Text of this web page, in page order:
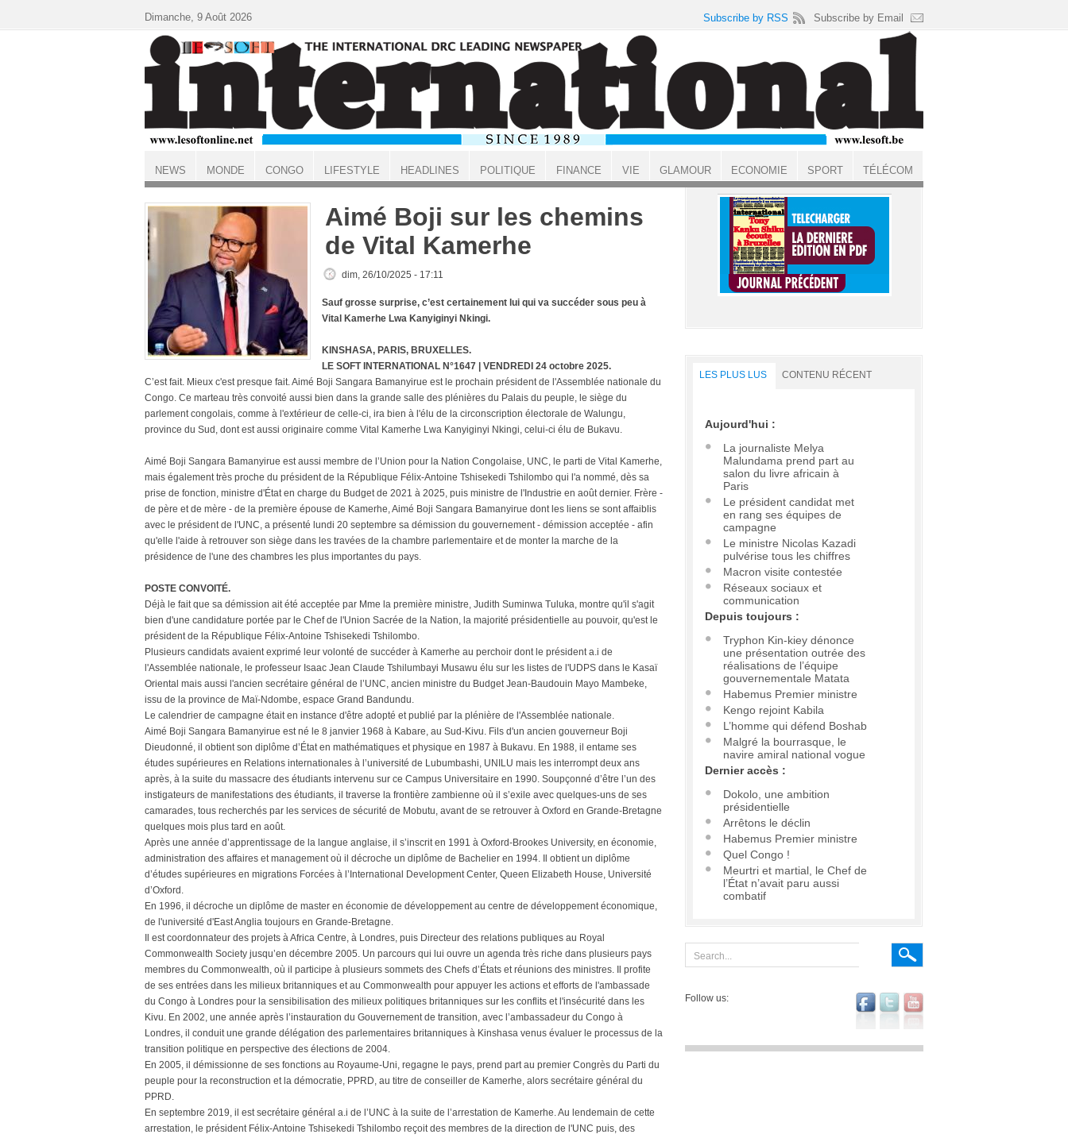
ACCUEIL
Aimé Boji sur les chemins
de Vital Kamerhe
dim, 26/10/2025 - 17:11
Sauf grosse surprise, c’est certainement lui qui va succéder sous peu à
Vital Kamerhe Lwa Kanyiginyi Nkingi.
KINSHASA, PARIS, BRUXELLES.
LE SOFT INTERNATIONAL N°1647 | VENDREDI 24 octobre 2025.
C’est fait. Mieux c'est presque fait. Aimé Boji Sangara Bamanyirue est le prochain président de l'Assemblée nationale du
Congo. Ce marteau très convoité aussi bien dans la grande salle des plénières du Palais du peuple, le siège du
parlement congolais, comme à l'extérieur de celle-ci, ira bien à l'élu de la circonscription électorale de Walungu,
province du Sud, dont est aussi originaire comme Vital Kamerhe Lwa Kanyiginyi Nkingi, celui-ci élu de Bukavu.
Aimé Boji Sangara Bamanyirue est aussi membre de l’Union pour la Nation Congolaise, UNC, le parti de Vital Kamerhe,
mais également très proche du président de la République Félix-Antoine Tshisekedi Tshilombo qui l'a nommé, dès sa
prise de fonction, ministre d'État en charge du Budget de 2021 à 2025, puis ministre de l'Industrie en août dernier. Frère -
de père et de mère - de la première épouse de Kamerhe, Aimé Boji Sangara Bamanyirue dont les liens se sont affaiblis
avec le président de l'UNC, a présenté lundi 20 septembre sa démission du gouvernement - démission acceptée - afin
qu'elle l'aide à retrouver son siège dans les travées de la chambre parlementaire et de monter la marche de la
présidence de l'une des chambres les plus importantes du pays.
POSTE CONVOITÉ.
Déjà le fait que sa démission ait été acceptée par Mme la première ministre, Judith Suminwa Tuluka, montre qu'il s'agit
bien d'une candidature portée par le Chef de l'Union Sacrée de la Nation, la majorité présidentielle au pouvoir, qu'est le
président de la République Félix-Antoine Tshisekedi Tshilombo.
Plusieurs candidats avaient exprimé leur volonté de succéder à Kamerhe au perchoir dont le président a.i de
l'Assemblée nationale, le professeur Isaac Jean Claude Tshilumbayi Musawu élu sur les listes de l'UDPS dans le Kasaï
Oriental mais aussi l'ancien secrétaire général de l’UNC, ancien ministre du Budget Jean-Baudouin Mayo Mambeke,
issu de la province de Maï-Ndombe, espace Grand Bandundu.
Le calendrier de campagne était en instance d'être adopté et publié par la plénière de l'Assemblée nationale.
Aimé Boji Sangara Bamanyirue est né le 8 janvier 1968 à Kabare, au Sud-Kivu. Fils d'un ancien gouverneur Boji
Dieudonné, il obtient son diplôme d’État en mathématiques et physique en 1987 à Bukavu. En 1988, il entame ses
études supérieures en Relations internationales à l’université de Lubumbashi, UNILU mais les interrompt deux ans
après, à la suite du massacre des étudiants intervenu sur ce Campus Universitaire en 1990. Soupçonné d’être l’un des
instigateurs de manifestations des étudiants, il traverse la frontière zambienne où il s’exile avec quelques-uns de ses
camarades, tous recherchés par les services de sécurité de Mobutu, avant de se retrouver à Oxford en Grande-Bretagne
quelques mois plus tard en août.
Après une année d’apprentissage de la langue anglaise, il s’inscrit en 1991 à Oxford-Brookes University, en économie,
administration des affaires et management où il décroche un diplôme de Bachelier en 1994. Il obtient un diplôme
d’études supérieures en migrations Forcées à l’International Development Center, Queen Elizabeth House, Université
d’Oxford.
En 1996, il décroche un diplôme de master en économie de développement au centre de développement économique,
de l'université d'East Anglia toujours en Grande-Bretagne.
Il est coordonnateur des projets à Africa Centre, à Londres, puis Directeur des relations publiques au Royal
Commonwealth Society jusqu’en décembre 2005. Un parcours qui lui ouvre un agenda très riche dans plusieurs pays
membres du Commonwealth, où il participe à plusieurs sommets des Chefs d’États et réunions des ministres. Il profite
de ses entrées dans les milieux britanniques et au Commonwealth pour appuyer les actions et efforts de l'ambassade
du Congo à Londres pour la sensibilisation des milieux politiques britanniques sur les conflits et l'insécurité dans les
Kivu. En 2002, une année après l’instauration du Gouvernement de transition, avec l’ambassadeur du Congo à
Londres, il conduit une grande délégation des parlementaires britanniques à Kinshasa venus évaluer le processus de la
transition politique en perspective des élections de 2004.
En 2005, il démissionne de ses fonctions au Royaume-Uni, regagne le pays, prend part au premier Congrès du Parti du
peuple pour la reconstruction et la démocratie, PPRD, au titre de conseiller de Kamerhe, alors secrétaire général du
PPRD.
En septembre 2019, il est secrétaire général a.i de l’UNC à la suite de l’arrestation de Kamerhe. Au lendemain de cette
arrestation, le président Félix-Antoine Tshisekedi Tshilombo reçoit des membres de la direction de l'UNC puis, des
LES PLUS LUS CONTENU RÉCENT
Aujourd'hui :
La journaliste Melya
Malundama prend part au
salon du livre africain à
Paris
Le président candidat met
en rang ses équipes de
campagne
Le ministre Nicolas Kazadi
pulvérise tous les chiffres
Macron visite contestée
Réseaux sociaux et
communication
Depuis toujours :
Tryphon Kin-kiey dénonce
une présentation outrée des
réalisations de l’équipe
gouvernementale Matata
Habemus Premier ministre
Kengo rejoint Kabila
L’homme qui défend Boshab
Malgré la bourrasque, le
navire amiral national vogue
Dernier accès :
Dokolo, une ambition
présidentielle
Arrêtons le déclin
Habemus Premier ministre
Quel Congo !
Meurtri et martial, le Chef de
l’État n’avait paru aussi
combatif
Follow us:
Dimanche, 9 Août 2026 Subscribe by RSS Subscribe by Email
NEWS MONDE CONGO LIFESTYLE HEADLINES POLITIQUE FINANCE VIE GLAMOUR ECONOMIE SPORT TÉLÉCOM